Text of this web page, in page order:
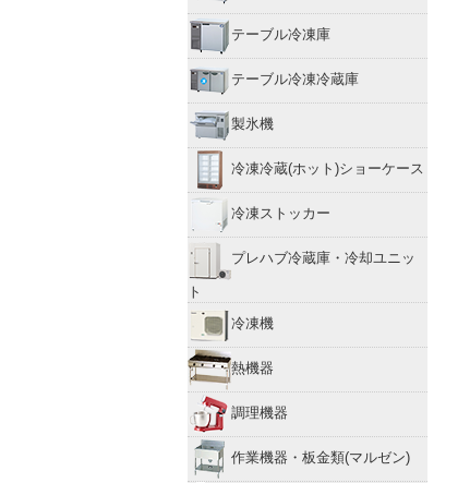
テーブル冷凍庫
テーブル冷凍冷蔵庫
製氷機
冷凍冷蔵(ホット)ショーケース
冷凍ストッカー
プレハブ冷蔵庫・冷却ユニッ
ト
冷凍機
熱機器
調理機器
作業機器・板金類(マルゼン)